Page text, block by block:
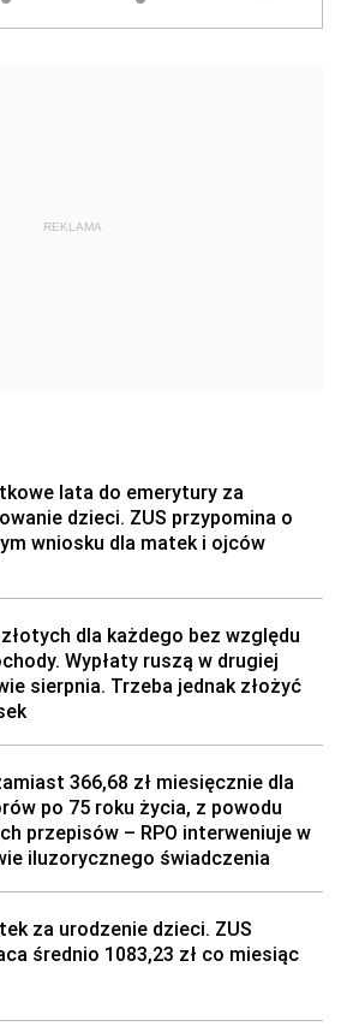
REKLAMA
lata do emerytury za
dzieci. ZUS przypomina o
wniosku dla matek i ojców
dla każdego bez względu
Wypłaty ruszą w drugiej
sierpnia. Trzeba jednak złożyć
366,68 zł miesięcznie dla
po 75 roku życia, z powodu
przepisów – RPO interweniuje w
iluzorycznego świadczenia
za urodzenie dzieci. ZUS
średnio 1083,23 zł co miesiąc